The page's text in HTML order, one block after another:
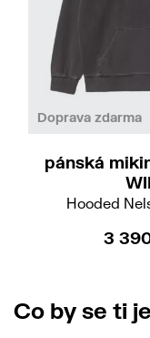
Doprava zdarma
S
pánská
Hooded
3
Co by se ti